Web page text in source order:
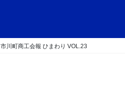
市川町商工会報 ひまわり VOL.23